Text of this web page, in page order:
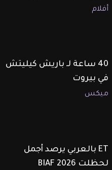
أفلام
40 ساعة لـ باريش كيليتش
في بيروت
ميكس
ET بالعربي يرصد أجمل
لحظلت BIAF 2026